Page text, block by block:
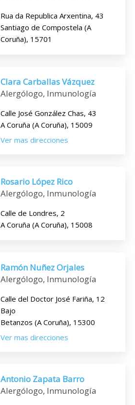
Rua da Republica Arxentina, 43
Santiago de Compostela (A
Coruña), 15701
Clara Carballas Vázquez
Alergólogo, Inmunología
Calle José González Chas, 43
A Coruña (A Coruña), 15009
Ver mas direcciones
Rosario López Rico
Alergólogo, Inmunología
Calle de Londres, 2
A Coruña (A Coruña), 15008
Ramón Nuñez Orjales
Alergólogo, Inmunología
Calle del Doctor José Fariña, 12
Bajo
Betanzos (A Coruña), 15300
Ver mas direcciones
Antonio Zapata Barro
Alergólogo, Inmunología